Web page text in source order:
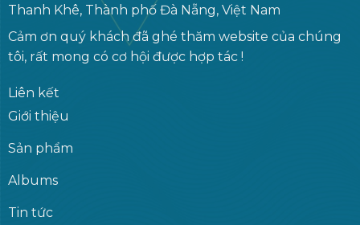
Thanh Khê, Thành phố Đà Nẵng, Việt Nam
Cảm ơn quý khách đã ghé thăm website của chúng
tôi, rất mong có cơ hội được hợp tác !
Liên kết
Giới thiệu
Sản phẩm
Albums
Tin tức